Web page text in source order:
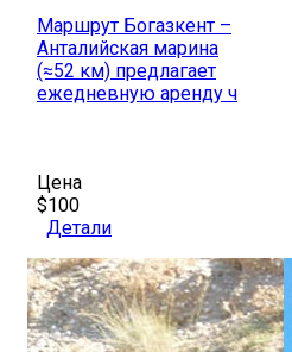
Маршрут Богазкент –
Анталийская марина
(≈52 км) предлагает
ежедневную аренду ч
Цена
$100
Детали